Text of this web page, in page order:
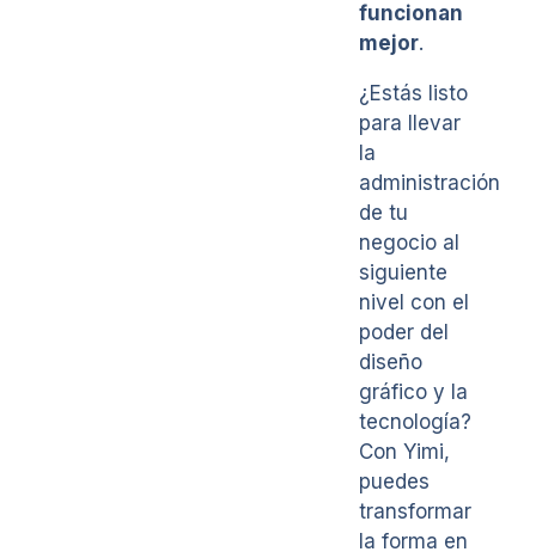
funcionan
mejor.
¿Estás listo
para llevar
la
administración
de tu
negocio al
siguiente
nivel con el
poder del
diseño
gráfico y la
tecnología?
Con Yimi,
puedes
transformar
la forma en